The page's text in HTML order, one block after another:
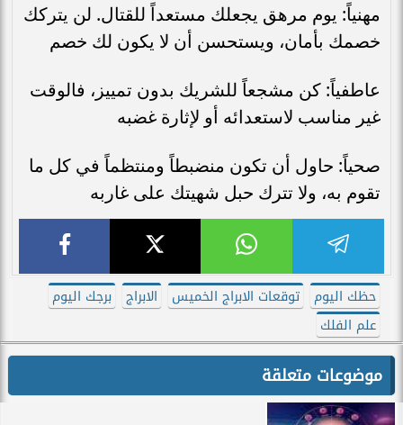
مهنياً: يوم مرهق يجعلك مستعداً للقتال. لن يتركك
خصمك بأمان، ويستحسن أن لا يكون لك خصم
عاطفياً: كن مشجعاً للشريك بدون تمييز، فالوقت
غير مناسب لاستعدائه أو لإثارة غضبه
صحياً: حاول أن تكون منضبطاً ومنتظماً في كل ما
تقوم به، ولا تترك حبل شهيتك على غاربه
حظك اليوم توقعات الابراج الخميس الابراج
برجك اليوم
علم الفلك
موضوعات متعلقة